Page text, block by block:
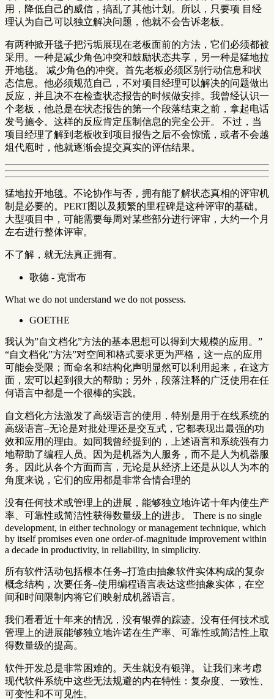
用，降低自己的威信，搞乱了其他计划。所以，只要项 目经
理认为自己可以独立解决问题，他就不会告诉老板。
有两种掀开毯子把污垢展现在老板面前的方法，它们必须都被
采用。一种是减少角色冲突和鼓励状态共享，另一种是猛地拉
开地毯。 减少角色的冲突。首先老板必须区别行动信息和状
态信息。他必须规范自己，不对项目经理可以解决的问题做出
反应，并且决不在检查状态报告的时候做安排。我曾经认识一
个老板，他总是在状态报告的第一个段落结束之前，拿起电话
发号施令。这样的反应肯定压制信息的完全公开。 不过，当
项目经理了解到老板收到项目报告之后不会惊慌，或者不会越
俎代庖时，他就逐渐会提交真实的评估结果。
猛地拉开地毯。不论协作与否，拥有能了解状态真相的评审机
制是必要的。PERT图以及频繁的里程碑是这种评审的基础。
大型项目中，可能需要每周对某些部分进行评审，大约一个月
左右进行整体评审。
不了解，就无法真正拥有。
歌德 - 克雷布
What we do not understand we do not possess.
GOETHE
我认为”自文档化”方法的基本思想可以得到大规模的应用。”
“自文档化”方法”对空间和格式要求更为严格，这一点的应用
可能会受限；而命名和结构化声明显然可以利用起来，在这方
面，宏可以起到很大的帮助；另外，段落注释的广泛使用在任
何语言中都是一个很棒的实践。
自文档化方法激发了高级语言的使用，特别是用于在线系统的
高级语言–无论是对批处理还是交互式，它都表现出最强的功
效和应用的理由。如同我曾经提到的，上述语言和系统强有力
地帮助了编程人员。因为是机器为人服务，而不是人为机器服
务。因此从各个方面而言，无论是从经济上还是从以人为本的
角度来说，它们的应用都是非常合情合理的
没有任何技术或管理上的进展，能够独立地许诺十年内使生产
率、可靠性或简洁性获得数量级上的进步。 There is no single
development, in either technology or management technique, which
by itself promises even one order-of-magnitude improvement within
a decade in productivity, in reliability, in simplicity.
所有软件活动包括根本任务–打造由抽象软件实体构成的复杂
概念结构，次要任务–使用编程语言表达这些抽象实体，在空
间和时间限制内将它们映射成机器语言。
我们看看近十年来的情况，没有银弹的踪迹。没有任何技术或
管理上的进展能够独立地许诺在生产率、可靠性或简洁性上取
得数量级的提高。
软件开发总是非常困难的。天生就没有银弹。 让我们来考虑
现代软件系统中这些无法规避的内在特性：复杂度、一致性、
可变性和不可见性。